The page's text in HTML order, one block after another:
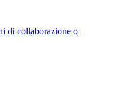
di collaborazione o